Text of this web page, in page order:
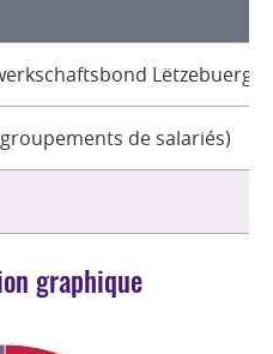
de salariés)
graphique